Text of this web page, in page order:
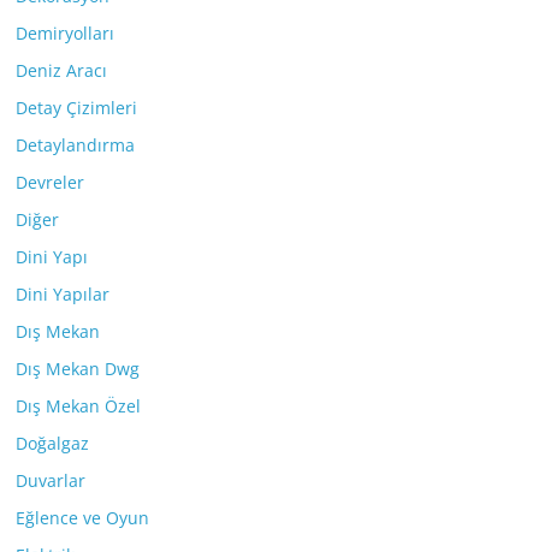
Demiryolları
Deniz Aracı
Detay Çizimleri
Detaylandırma
Devreler
Diğer
Dini Yapı
Dini Yapılar
Dış Mekan
Dış Mekan Dwg
Dış Mekan Özel
Doğalgaz
Duvarlar
Eğlence ve Oyun